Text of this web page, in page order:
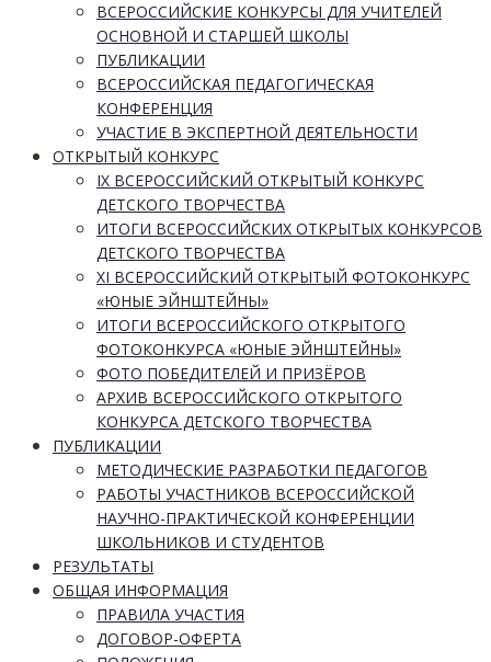
ВСЕРОССИЙСКИЕ КОНКУРСЫ ДЛЯ УЧИТЕЛЕЙ
ОСНОВНОЙ И СТАРШЕЙ ШКОЛЫ
ПУБЛИКАЦИИ
ВСЕРОССИЙСКАЯ ПЕДАГОГИЧЕСКАЯ
КОНФЕРЕНЦИЯ
УЧАСТИЕ В ЭКСПЕРТНОЙ ДЕЯТЕЛЬНОСТИ
ОТКРЫТЫЙ КОНКУРС
IX ВСЕРОССИЙСКИЙ ОТКРЫТЫЙ КОНКУРС
ДЕТСКОГО ТВОРЧЕСТВА
ИТОГИ ВСЕРОССИЙСКИХ ОТКРЫТЫХ КОНКУРСОВ
ДЕТСКОГО ТВОРЧЕСТВА
XI ВСЕРОССИЙСКИЙ ОТКРЫТЫЙ ФОТОКОНКУРС
«ЮНЫЕ ЭЙНШТЕЙНЫ»
ИТОГИ ВСЕРОССИЙСКОГО ОТКРЫТОГО
ФОТОКОНКУРСА «ЮНЫЕ ЭЙНШТЕЙНЫ»
ФОТО ПОБЕДИТЕЛЕЙ И ПРИЗЁРОВ
АРХИВ ВСЕРОССИЙСКОГО ОТКРЫТОГО
КОНКУРСА ДЕТСКОГО ТВОРЧЕСТВА
ПУБЛИКАЦИИ
МЕТОДИЧЕСКИЕ РАЗРАБОТКИ ПЕДАГОГОВ
РАБОТЫ УЧАСТНИКОВ ВСЕРОССИЙСКОЙ
НАУЧНО-ПРАКТИЧЕСКОЙ КОНФЕРЕНЦИИ
ШКОЛЬНИКОВ И СТУДЕНТОВ
РЕЗУЛЬТАТЫ
ОБЩАЯ ИНФОРМАЦИЯ
ПРАВИЛА УЧАСТИЯ
ДОГОВОР-ОФЕРТА